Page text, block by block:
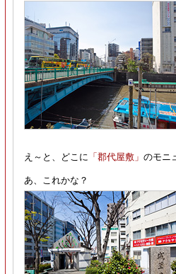
え～と、どこに 「郡代屋敷」 のモニ
あ、これかな？